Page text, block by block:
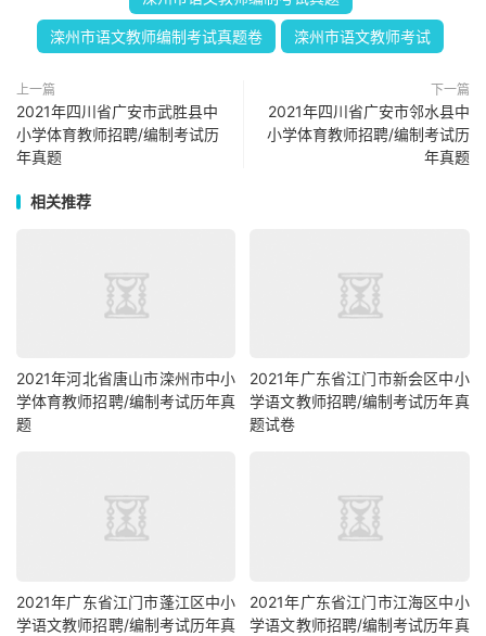
滦州市语文教师编制考试真题卷 滦州市语文教师考试
上一篇
2021年四川省广安市武胜县中
小学体育教师招聘/编制考试历
年真题
下一篇
2021年四川省广安市邻水县中
小学体育教师招聘/编制考试历
年真题
相关推荐
2021年河北省唐山市滦州市中小
学体育教师招聘/编制考试历年真
题
2021年广东省江门市新会区中小
学语文教师招聘/编制考试历年真
题试卷
2021年广东省江门市蓬江区中小
学语文教师招聘/编制考试历年真
2021年广东省江门市江海区中小
学语文教师招聘/编制考试历年真